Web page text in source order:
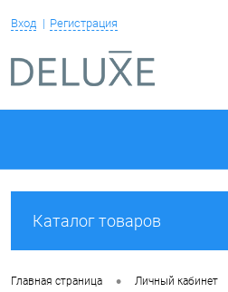
Вход Регистрация
Каталог товаров
Главная страница • Личный кабинет